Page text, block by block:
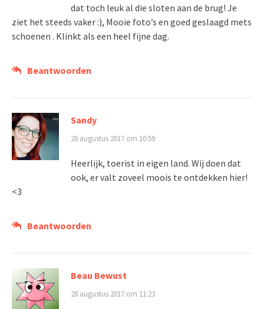
dat toch leuk al die sloten aan de brug! Je
ziet het steeds vaker :), Mooie foto’s en goed geslaagd mets
schoenen . Klinkt als een heel fijne dag.
Beantwoorden
Sandy
28 augustus 2017 om 10:59
Heerlijk, toerist in eigen land. Wij doen dat
ook, er valt zoveel moois te ontdekken hier!
<3
Beantwoorden
Beau Bewust
28 augustus 2017 om 11:23